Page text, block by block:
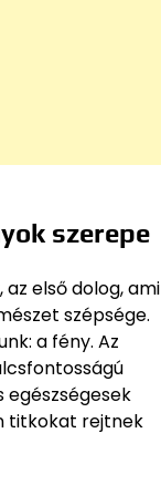
szerepe
első dolog, ami
szépsége.
a fény. Az
egészségesek
titkokat rejtnek